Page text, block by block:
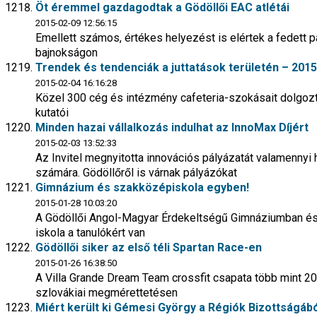
Öt éremmel gazdagodtak a Gödöllői EAC atlétái
2015-02-09 12:56:15
Emellett számos, értékes helyezést is elértek a fedett
bajnokságon
Trendek és tendenciák a juttatások területén – 2015
2015-02-04 16:16:28
Közel 300 cég és intézmény cafeteria-szokásait
kutatói
Minden hazai vállalkozás indulhat az InnoMax Díjért
2015-02-03 13:52:33
Az Invitel megnyitotta innovációs pályázatát
számára. Gödöllőről is várnak pályázókat
Gimnázium és szakközépiskola egyben!
2015-01-28 10:03:20
A Gödöllői Angol-Magyar Érdekeltségű Gimnáziumban
iskola a tanulókért van
Gödöllői siker az első téli Spartan Race-en
2015-01-26 16:38:50
A Villa Grande Dream Team crossfit csapata több mint
szlovákiai megmérettetésen
Miért került ki Gémesi György a Régiók